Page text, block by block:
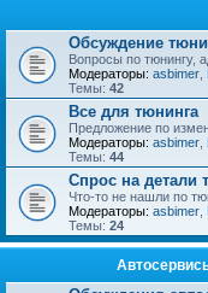
Обсуждение
Вопросы по тюнингу,
Модераторы: asbimer
Темы: 42
Все для тюнинга
Предложение по
Модераторы: asbimer
Темы: 44
Спрос на детали
Что-то не нашли по
Модераторы: asbimer
Темы: 24